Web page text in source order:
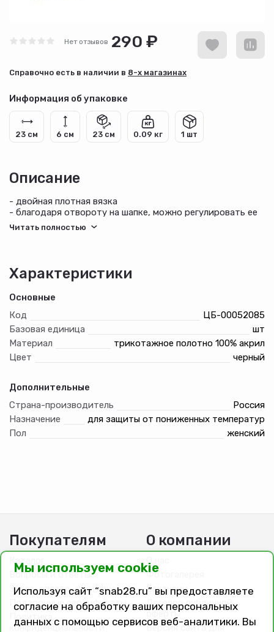
Нет отзывов 290 ₽
Cправочно есть в наличии в 8-х магазинах
Информация об упаковке
23 см 6 см 23 см 0.09 кг 1 шт
Описание
- двойная плотная вязка
- благодаря отвороту на шапке, можно регулировать ее
глубину
Характеристики
Основные
Код
ЦБ-00052085
Базовая единица
шт
Материал
трикотажное полотно 100% акрил
Цвет
черный
Дополнительные
Страна-производитель
Россия
Назначение
для защиты от пониженных температур
Пол
женский
Покупателям
Каталог
Вопросы и ответы
Заказ, оплата, доставка
Подарочные сертификаты
конфиденциальности
О компании
О нас
Фотогалерея
Вакансии
Договор публичной
оферты
Версия сайта для
Мы используем cookie
Используя сайт “snab28.ru” вы предоставляете
согласие на обработку ваших персональных
данных с помощью сервисов веб-аналитики. Вы